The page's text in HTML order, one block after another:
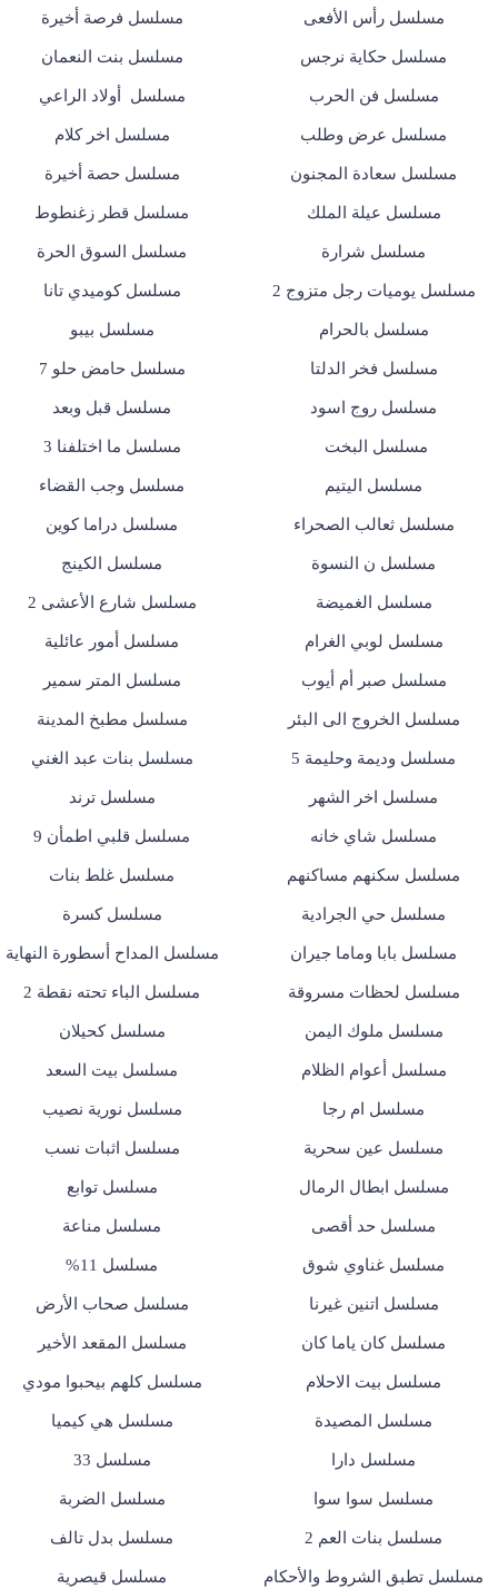
مسلسل رأس الأفعى مسلسل فرصة أخيرة
مسلسل حكاية نرجس مسلسل بنت النعمان
مسلسل فن الحرب مسلسل أولاد الراعي
مسلسل عرض وطلب مسلسل اخر كلام
مسلسل سعادة المجنون مسلسل حصة أخيرة
مسلسل عيلة الملك مسلسل قطر زغنطوط
مسلسل شرارة مسلسل السوق الحرة
مسلسل يوميات رجل متزوج 2 مسلسل كوميدي تانا
مسلسل بالحرام مسلسل بيبو
مسلسل فخر الدلتا مسلسل حامض حلو 7
مسلسل روج اسود مسلسل قبل وبعد
مسلسل البخت مسلسل ما اختلفنا 3
مسلسل اليتيم مسلسل وجب القضاء
مسلسل ثعالب الصحراء مسلسل دراما كوين
مسلسل ن النسوة مسلسل الكينج
مسلسل الغميضة مسلسل شارع الأعشى 2
مسلسل لوبي الغرام مسلسل أمور عائلية
مسلسل صبر أم أيوب مسلسل المتر سمير
مسلسل الخروج الى البئر مسلسل مطبخ المدينة
مسلسل وديمة وحليمة 5 مسلسل بنات عبد الغني
مسلسل اخر الشهر مسلسل ترند
مسلسل شاي خانه مسلسل قلبي اطمأن 9
مسلسل سكنهم مساكنهم مسلسل غلط بنات
مسلسل حي الجرادية مسلسل كسرة
مسلسل بابا وماما جيران مسلسل المداح أسطورة النهاية
مسلسل لحظات مسروقة مسلسل الباء تحته نقطة 2
مسلسل ملوك اليمن مسلسل كحيلان
مسلسل أعوام الظلام مسلسل بيت السعد
مسلسل ام رجا مسلسل نورية نصيب
مسلسل عين سحرية مسلسل اثبات نسب
مسلسل ابطال الرمال مسلسل توابع
مسلسل حد أقصى مسلسل مناعة
مسلسل غناوي شوق مسلسل 11%
مسلسل اتنين غيرنا مسلسل صحاب الأرض
مسلسل كان ياما كان مسلسل المقعد الأخير
مسلسل بيت الاحلام مسلسل كلهم بيحبوا مودي
مسلسل المصيدة مسلسل هي كيميا
مسلسل دارا مسلسل 33
مسلسل سوا سوا مسلسل الضربة
مسلسل بنات العم 2 مسلسل بدل تالف
مسلسل تطبق الشروط والأحكام مسلسل قيصرية